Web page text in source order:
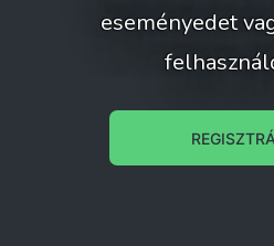
eseményedet